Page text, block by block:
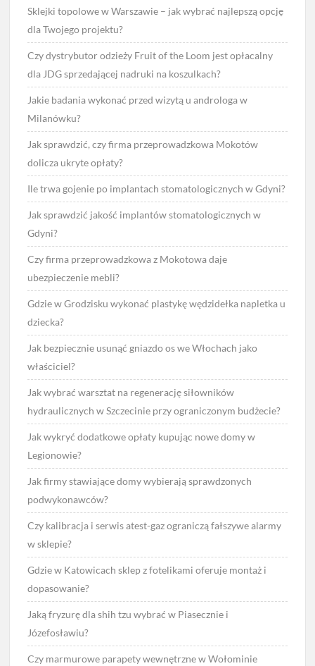
Sklejki topolowe w Warszawie – jak wybrać najlepszą opcję
dla Twojego projektu?
Czy dystrybutor odzieży Fruit of the Loom jest opłacalny
dla JDG sprzedającej nadruki na koszulkach?
Jakie badania wykonać przed wizytą u androloga w
Milanówku?
Jak sprawdzić, czy firma przeprowadzkowa Mokotów
dolicza ukryte opłaty?
Ile trwa gojenie po implantach stomatologicznych w Gdyni?
Jak sprawdzić jakość implantów stomatologicznych w
Gdyni?
Czy firma przeprowadzkowa z Mokotowa daje
ubezpieczenie mebli?
Gdzie w Grodzisku wykonać plastykę wędzidełka napletka u
dziecka?
Jak bezpiecznie usunąć gniazdo os we Włochach jako
właściciel?
Jak wybrać warsztat na regenerację siłowników
hydraulicznych w Szczecinie przy ograniczonym budżecie?
Jak wykryć dodatkowe opłaty kupując nowe domy w
Legionowie?
Jak firmy stawiające domy wybierają sprawdzonych
podwykonawców?
Czy kalibracja i serwis atest-gaz ograniczą fałszywe alarmy
w sklepie?
Gdzie w Katowicach sklep z fotelikami oferuje montaż i
dopasowanie?
Jaką fryzurę dla shih tzu wybrać w Piasecznie i
Józefosławiu?
Czy marmurowe parapety wewnętrzne w Wołominie